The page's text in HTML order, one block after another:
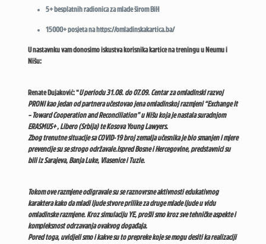
5+ besplatnih radionica za mlade širom BiH
15000+ posjeta na https://omladinskakartica.ba/
U nastavnku vam donosimo iskustva korisnika kartice na treningu u Neumu i
Nišu:
Renate Dujaković: “U periodu 31.08. do 07.09. Centar za omladinski razvoj
PRONI kao jedan od partnera učestovao jena omladinskoj razmjeni “Exchange It
– Toward Cooperation and Reconciliation” u Nišu koja je nastala suradnjom
ERASMUS+ , Libero (Srbija) te Kosova Young Lawyers.
Zbog trenutne situacije sa COVID-19 broj zemalja učesnika je bio smanjen i mjere
prevencije su se strogo održavale.Ispred Bosne i Hercegovine, predstavnici su
bili iz Sarajeva, Banja Luke, Vlasenice i Tuzle.
Tokom ove razmjene odigravale su se raznovrsne aktivnosti edukativnog
karaktera kako da mladi ljude stvore prilike za druge mlade ljude u vidu
omladinske razmjene. Kroz simulaciju YE, prošli smo kroz sve tehničke aspekte i
kompleksnost odrzavanja ovakvog događaja.
Pored toga, uvidjeli smo i kakve su to prepreke koje se mogu desiti ka realizaciji